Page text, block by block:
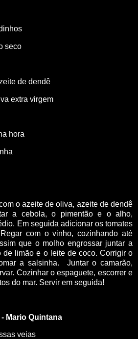
seco
de dendê
extra virgem
hora
o azeite de oliva, azeite de dendê
a cebola, o pimentão e o alho,
Em seguida adicionar os tomates
Regar com o vinho, cozinhando até
que o molho engrossar juntar a
de limão e o leite de coco. Corrigir o
a salsinha.
Juntar o camarão,
Cozinhar o espaguete, escorrer e
do mar. Servir em seguida!
Mario Quintana
veias